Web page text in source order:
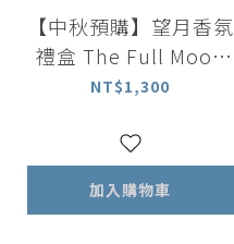
【中秋預購】望月香氛
禮盒 The Full Moon
★ 熱門首選
NT$1,300
加入購物車